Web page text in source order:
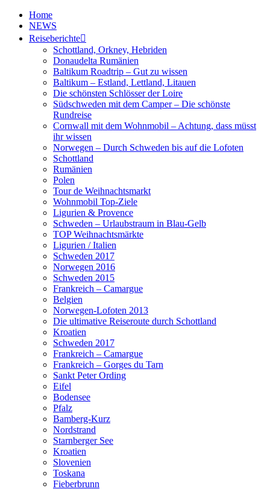
Home
NEWS
Reiseberichte
Schottland, Orkney, Hebriden
Donaudelta Rumänien
Baltikum Roadtrip – Gut zu wissen
Baltikum – Estland, Lettland, Litauen
Die schönsten Schlösser der Loire
Südschweden mit dem Camper – Die schönste
Rundreise
Cornwall mit dem Wohnmobil – Achtung, dass müsst
ihr wissen
Norwegen – Durch Schweden bis auf die Lofoten
Schottland
Rumänien
Polen
Tour de Weihnachtsmarkt
Wohnmobil Top-Ziele
Ligurien & Provence
Schweden – Urlaubstraum in Blau-Gelb
TOP Weihnachtsmärkte
Ligurien / Italien
Schweden 2017
Norwegen 2016
Schweden 2015
Frankreich – Camargue
Belgien
Norwegen-Lofoten 2013
Die ultimative Reiseroute durch Schottland
Kroatien
Schweden 2017
Frankreich – Camargue
Frankreich – Gorges du Tarn
Sankt Peter Ording
Eifel
Bodensee
Pfalz
Bamberg-Kurz
Nordstrand
Starnberger See
Kroatien
Slovenien
Toskana
Fieberbrunn